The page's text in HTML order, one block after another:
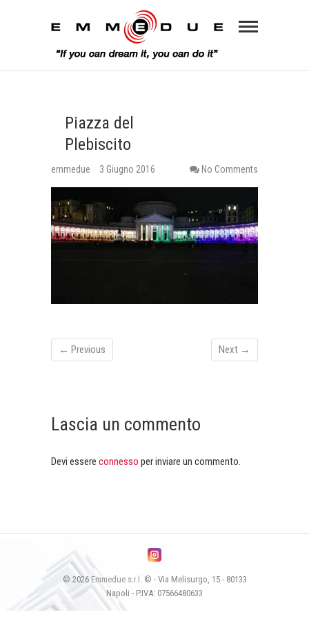
Piazza del
Plebiscito
emmedue 3 Giugno 2016 No Comments
← Previous Next →
Lascia un commento
Devi essere connesso per inviare un commento.
© 2026 Emmedue s.r.l.
© - Via Melisurgo, 15 - 80133
Napoli - P.IVA: 07566480633